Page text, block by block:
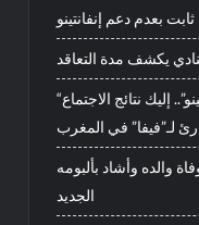
بعدم دعم إنفانتينو
يكشف مدة التعاقد
“اعتراف بوقوع أخطاء ودعم إنفانتينو”.. إليك نتائج الاجتماع
لـ”فيفا” في المغرب
والده وأشاد بألبومه
الجديد